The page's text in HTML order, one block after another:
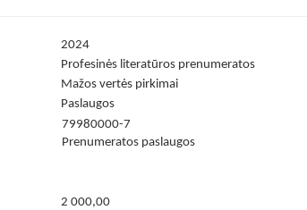
2024
Profesinės literatūros prenumeratos
Mažos vertės pirkimai
Paslaugos
79980000-7
Prenumeratos paslaugos
2 000,00